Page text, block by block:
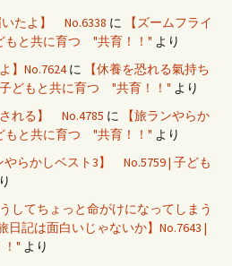
いたよ】 No.6338 に
【ズームフライ
もと共に育つ "共育！！" より
】No.7624に
【休養を恐れる氣持ち
子どもと共に育つ "共育！！" より
れる】 No.4785 に
【旅ランやらか
もと共に育つ "共育！！" より
やらかしベスト3】 No.5759 | 子ども
してちょっと命がけになってしまう
日記は面白いじゃないか】No.7643 |
" より